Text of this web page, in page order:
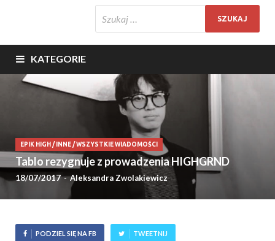
KATEGORIE
EPIK HIGH / INNE/WSZYSTKIE WIADOMOŚCI
Tablo rezygnuje z prowadzenia HIGHGRND
18/07/2017-Aleksandra Zwolakiewicz
PODZIEL SIĘ NA FB TWEETNIJ